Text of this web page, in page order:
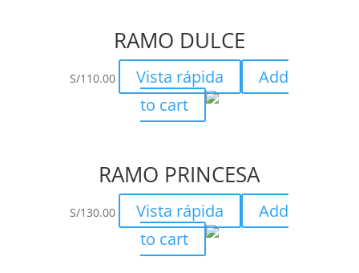
RAMO DULCE
S/110.00 Vista rápida
Add
to cart
RAMO PRINCESA
S/130.00 Vista rápida
Add
to cart